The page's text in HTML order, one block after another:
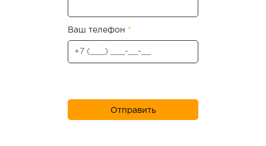
Ваш телефон *